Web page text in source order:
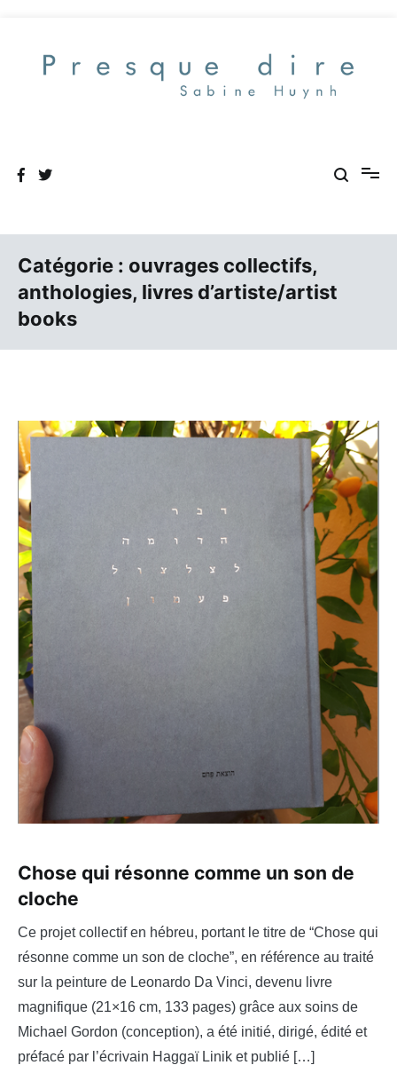
contenu
Catégorie : ouvrages collectifs,
anthologies, livres d’artiste/artist
books
Chose qui résonne comme un son de
cloche
Ce projet collectif en hébreu, portant le titre de “Chose qui
résonne comme un son de cloche”, en référence au traité
sur la peinture de Leonardo Da Vinci, devenu livre
magnifique (21×16 cm, 133 pages) grâce aux soins de
Michael Gordon (conception), a été initié, dirigé, édité et
préfacé par l’écrivain Haggaï Linik et publié […]